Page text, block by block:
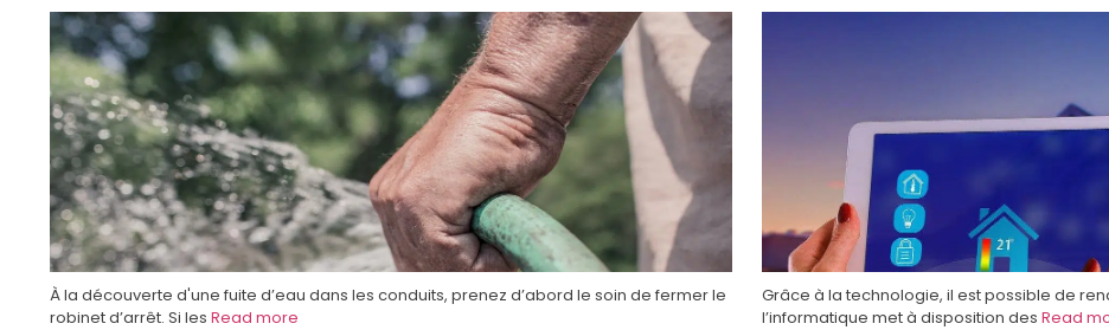
À la découverte d'une fuite d’eau dans les conduits, prenez d’abord le soin de fermer le
robinet d’arrêt. Si les Read more
Grâce à la technologie, il est possible de
l’informatique met à disposition des Read